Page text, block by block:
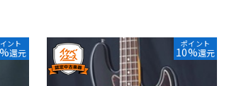
ント
還元
ポイント
10%還元